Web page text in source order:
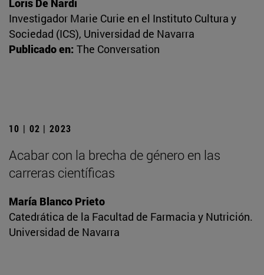
Loris De Nardi
Investigador Marie Curie en el Instituto Cultura y
Sociedad (ICS), Universidad de Navarra
Publicado en: The Conversation
10 | 02 | 2023
Acabar con la brecha de género en las
carreras científicas
María Blanco Prieto
Catedrática de la Facultad de Farmacia y Nutrición.
Universidad de Navarra